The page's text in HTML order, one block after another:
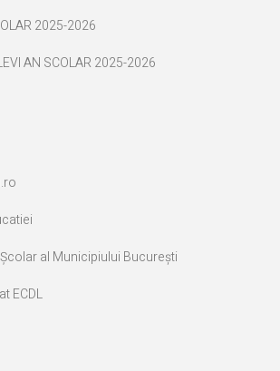
2025-2026
AN SCOLAR 2025-2026
al Municipiului București
ECDL